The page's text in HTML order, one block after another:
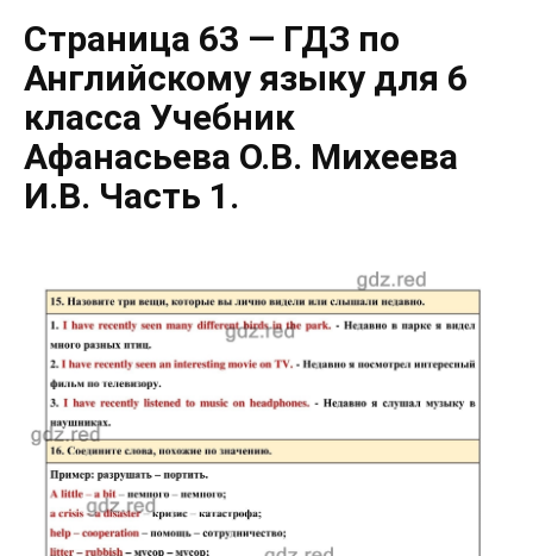
Страница 63 — ГДЗ по
Английскому языку для 6
класса Учебник
Афанасьева О.В. Михеева
И.В. Часть 1.